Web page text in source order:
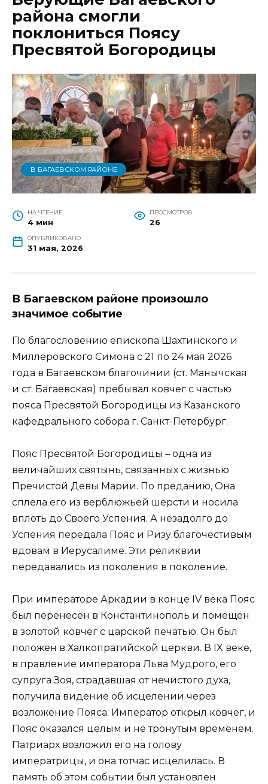
района смогли
поклониться Поясу
Пресвятой Богородицы
В БАГАЕВСКОМ РАЙОНЕ
НА ЧТЕНИЕ
4 мин
ПРОСМОТРОВ
26
ОПУБЛИКОВАНО
31 мая, 2026
В Багаевском районе произошло
значимое событие
По благословению епископа Шахтинского и
Миллеровского Симона с 21 по 24 мая 2026
года в Багаевском благочинии (ст. Манычская
и ст. Багаевская) пребывал ковчег с частью
пояса Пресвятой Богородицы из Казанского
кафедрального собора г. Санкт-Петербург.
Пояс Пресвятой Богородицы – одна из
величайших святынь, связанных с жизнью
Пречистой Девы Марии. По преданию, Она
сплела его из верблюжьей шерсти и носила
вплоть до Своего Успения. А незадолго до
Успения передала Пояс и Ризу благочестивым
вдовам в Иерусалиме. Эти реликвии
передавались из поколения в поколение.
При императоре Аркадии в конце IV века Пояс
был перенесён в Константинополь и помещён
в золотой ковчег с царской печатью. Он был
положен в Халкопратийской церкви. В IX веке,
в правление императора Льва Мудрого, его
супруга Зоя, страдавшая от нечистого духа,
получила видение об исцелении через
возложение Пояса. Император открыл ковчег, и
Пояс оказался целым и не тронутым временем.
Патриарх возложил его на голову
императрицы, и она тотчас исцелилась. В
память об этом событии был установлен